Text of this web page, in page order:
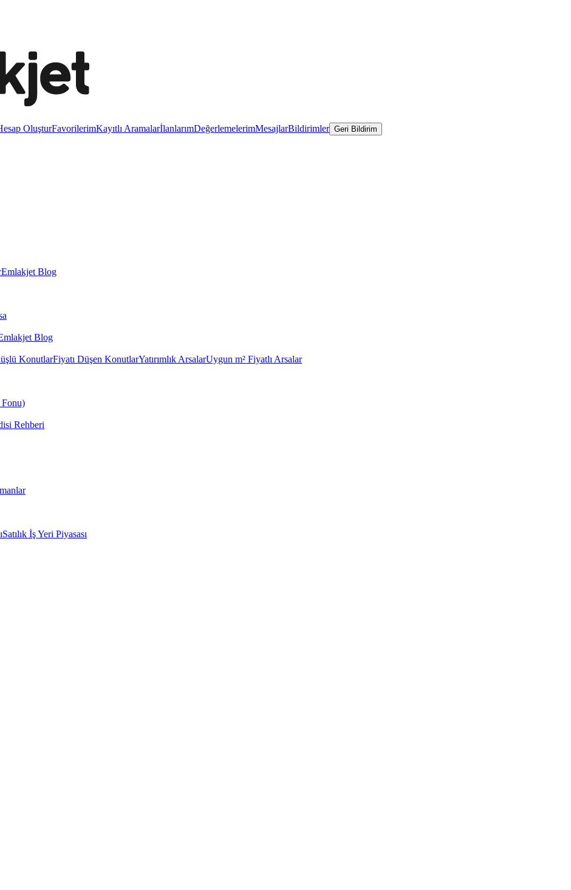
OluşturFavorilerimKayıtlı AramalarİlanlarımDeğerlemelerimMesajlarBildirimler Geri Bildirim
Emlakjet Blog
Blog
KonutlarFiyatı Düşen KonutlarYatırımlık ArsalarUygun m² Fiyatlı Arsalar
Fonu)
Rehberi
Satılık İş Yeri Piyasası